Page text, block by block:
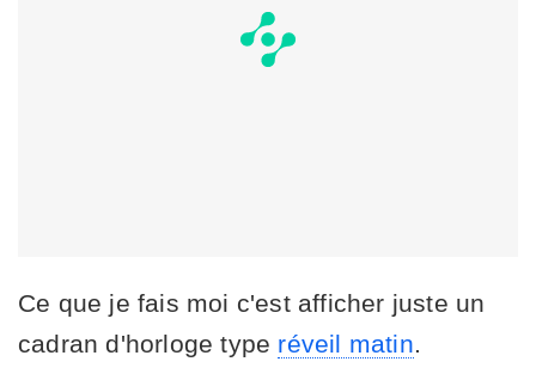
Ce que je fais moi c'est afficher juste un
cadran d'horloge type réveil matin